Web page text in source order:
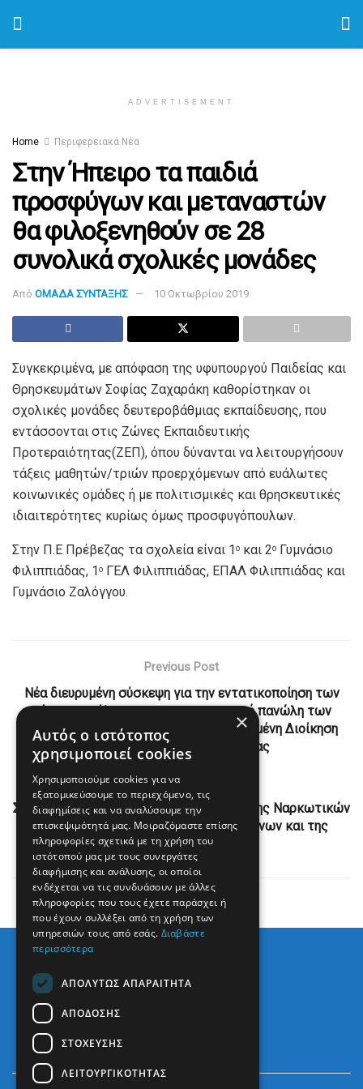
ADVERTISEMENT
Home Περιφερειακά Νέα
Στην Ήπειρο τα παιδιά
προσφύγων και μεταναστών
θα φιλοξενηθούν σε 28
συνολικά σχολικές μονάδες
Από ΟΜΑΔΑ ΣΥΝΤΑΞΗΣ 10 Οκτωβρίου 2019
Συγκεκριμένα, με απόφαση της υφυπουργού Παιδείας και
Θρησκευμάτων Σοφίας Ζαχαράκη καθορίστηκαν οι
σχολικές μονάδες δευτεροβάθμιας εκπαίδευσης, που
εντάσσονται στις Ζώνες Εκπαιδευτικής
Προτεραιότητας(ΖΕΠ), όπου δύνανται να λειτουργήσουν
τάξεις μαθητών/τριών προερχόμενων από ευάλωτες
κοινωνικές ομάδες ή με πολιτισμικές και θρησκευτικές
ιδιαιτερότητες κυρίως όμως προσφυγόπουλων.
Στην Π.Ε Πρέβεζας τα σχολεία είναι 1 ο και 2ο
Γυμνάσιο
Φιλιππιάδας, 1 ο
ΓΕΛ Φιλιππιάδας, ΕΠΑΛ Φιλιππιάδας και
Γυμνάσιο Ζαλόγγου.
Previous Post
Νέα διευρυμένη σύσκεψη για την εντατικοποίηση των
μέτρων πρόληψης για την αφρικανική πανώλη των
χοίρων πραγματοποιήθηκε Αποκεντρωμένη Διοίκηση
Ηπείρου-Δυτικής Μακεδονίας
Next Post
Στοχευμένες δράσεις απο το Τμήμα Δίωξης Ναρκωτικών
της Υποδιεύθυνσης Ασφάλειας Ιωαννίνων και της
Ομάδας ΔΙ.ΑΣ.,
×
Αυτός ο ιστότοπος
χρησιμοποιεί cookies
Χρησιμοποιούμε cookies για να
εξατομικεύσουμε το περιεχόμενο, τις
διαφημίσεις και να αναλύσουμε την
επισκεψιμότητά μας. Μοιραζόμαστε επίσης
πληροφορίες σχετικά με τη χρήση του
ιστότοπού μας με τους συνεργάτες
διαφήμισης και ανάλυσης, οι οποίοι
ενδέχεται να τις συνδυάσουν με άλλες
πληροφορίες που τους έχετε παράσχει ή
που έχουν συλλέξει από τη χρήση των
υπηρεσιών τους από εσάς. Διαβάστε
περισσότερα
ΑΠΟΛΎΤΩΣ ΑΠΑΡΑΊΤΗΤΑ
ΑΠΌΔΟΣΗΣ
ΣΤΌΧΕΥΣΗΣ
ΛΕΙΤΟΥΡΓΙΚΌΤΗΤΑΣ